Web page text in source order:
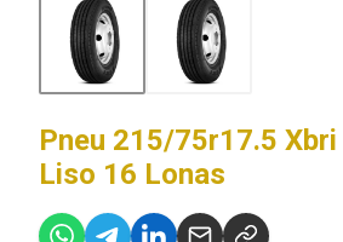
Pneu 215/75r17.5
Liso 16 Lonas